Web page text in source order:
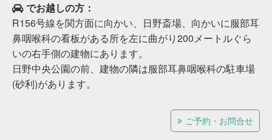
でお越しの方：
R156号線を関方面に向かい、日野斎場、向かいに服部耳
鼻咽喉科の看板がある所を左に曲がり200メートルぐら
いの右手側の建物にあります。
日野中央公園の前、建物の隣は服部耳鼻咽喉科の駐車場
(砂利)があります。
ご予約・お問合せ